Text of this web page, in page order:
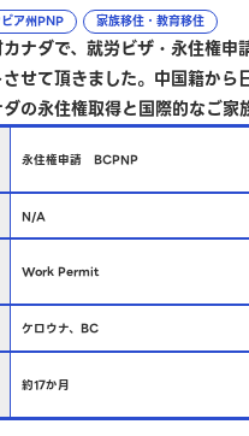
ア州PNP 家族移住・教育移住
ナダで、就労ビザ・永住権申
せて頂きました。中国籍から
の永住権取得と国際的なご家
永住権申請 BCPNP
N/A
Work Permit
ケロウナ、BC
約17か月